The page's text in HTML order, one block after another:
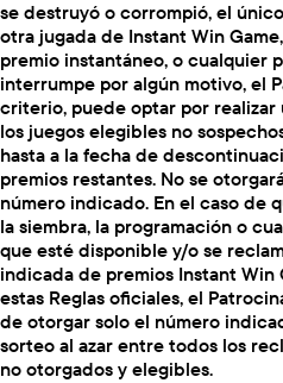
se destruyó o corrompió, el
otra jugada de Instant Win
premio instantáneo, o cualquier
interrumpe por algún motivo, el
criterio, puede optar por
los juegos elegibles no
hasta a la fecha de
premios restantes. No se
número indicado. En el caso de
la siembra, la programación o
que esté disponible y/o se
indicada de premios Instant Win
estas Reglas oficiales, el
de otorgar solo el número
sorteo al azar entre todos los
no otorgados y elegibles.